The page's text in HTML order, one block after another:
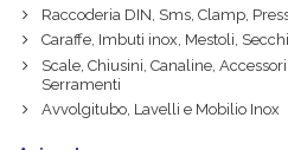
Raccoderia DIN, Sms, Clamp,
Caraffe, Imbuti inox, Mestoli,
Scale, Chiusini, Canaline,
Serramenti
Avvolgitubo, Lavelli e Mobilio Inox